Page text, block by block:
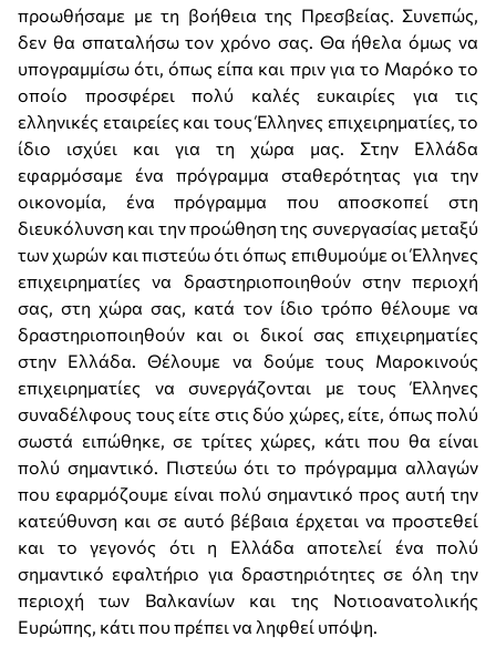
προωθήσαμε με τη βοήθεια της Πρεσβείας. Συνεπώς,
δεν θα σπαταλήσω τον χρόνο σας. Θα ήθελα όμως να
υπογραμμίσω ότι, όπως είπα και πριν για το Μαρόκο το
οποίο προσφέρει πολύ καλές ευκαιρίες για τις
ελληνικές εταιρείες και τους Έλληνες επιχειρηματίες, το
ίδιο ισχύει και για τη χώρα μας. Στην Ελλάδα
εφαρμόσαμε ένα πρόγραμμα σταθερότητας για την
οικονομία, ένα πρόγραμμα που αποσκοπεί στη
διευκόλυνση και την προώθηση της συνεργασίας μεταξύ
των χωρών και πιστεύω ότι όπως επιθυμούμε οι Έλληνες
επιχειρηματίες να δραστηριοποιηθούν στην περιοχή
σας, στη χώρα σας, κατά τον ίδιο τρόπο θέλουμε να
δραστηριοποιηθούν και οι δικοί σας επιχειρηματίες
στην Ελλάδα. Θέλουμε να δούμε τους Μαροκινούς
επιχειρηματίες να συνεργάζονται με τους Έλληνες
συναδέλφους τους είτε στις δύο χώρες, είτε, όπως πολύ
σωστά ειπώθηκε, σε τρίτες χώρες, κάτι που θα είναι
πολύ σημαντικό. Πιστεύω ότι το πρόγραμμα αλλαγών
που εφαρμόζουμε είναι πολύ σημαντικό προς αυτή την
κατεύθυνση και σε αυτό βέβαια έρχεται να προστεθεί
και το γεγονός ότι η Ελλάδα αποτελεί ένα πολύ
σημαντικό εφαλτήριο για δραστηριότητες σε όλη την
περιοχή των Βαλκανίων και της Νοτιοανατολικής
Ευρώπης, κάτι που πρέπει να ληφθεί υπόψη.